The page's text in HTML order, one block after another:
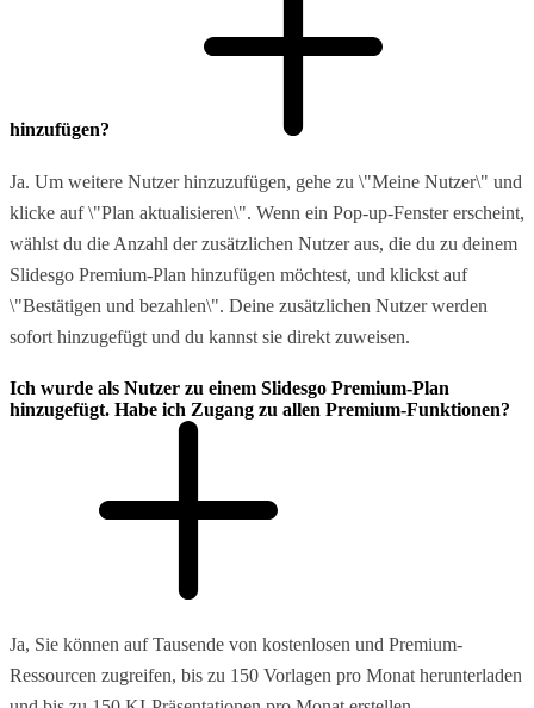
hinzufügen?
Ja. Um weitere Nutzer hinzuzufügen, gehe zu \"Meine Nutzer\" und
klicke auf \"Plan aktualisieren\". Wenn ein Pop-up-Fenster erscheint,
wählst du die Anzahl der zusätzlichen Nutzer aus, die du zu deinem
Slidesgo Premium-Plan hinzufügen möchtest, und klickst auf
\"Bestätigen und bezahlen\". Deine zusätzlichen Nutzer werden
sofort hinzugefügt und du kannst sie direkt zuweisen.
Ich wurde als Nutzer zu einem Slidesgo Premium-Plan
hinzugefügt. Habe ich Zugang zu allen Premium-Funktionen?
Ja, Sie können auf Tausende von kostenlosen und Premium-
Ressourcen zugreifen, bis zu 150 Vorlagen pro Monat herunterladen